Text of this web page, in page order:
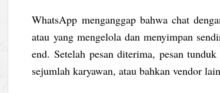
WhatsApp menganggap bahwa chat
atau yang mengelola dan menyimpan
end. Setelah pesan diterima, pesan
sejumlah karyawan, atau bahkan vendor